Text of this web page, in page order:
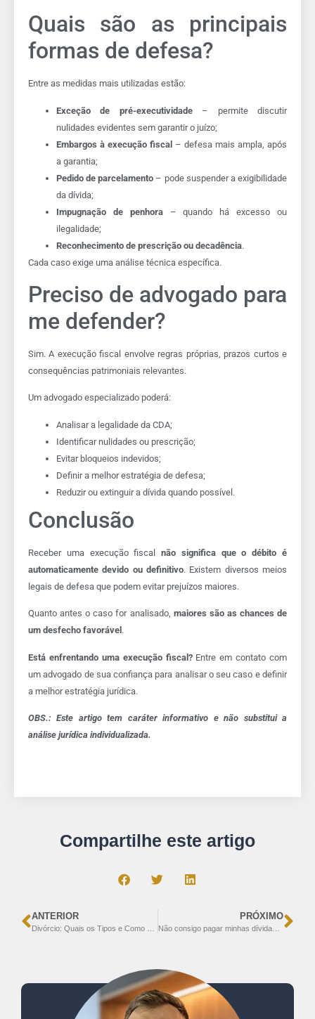
Quais são as principais
formas de defesa?
Entre as medidas mais utilizadas estão:
Exceção de pré-executividade– permite discutir
nulidades evidentes sem garantir o juízo;
Embargos à execução fiscal – defesa mais ampla, após
a garantia;
Pedido de parcelamento – pode suspender a exigibilidade
da dívida;
Impugnação de penhora– quando há excesso ou
ilegalidade;
Reconhecimento de prescrição ou decadência.
Cada caso exige uma análise técnica específica.
Preciso de advogado para
me defender?
Sim. A execução fiscal envolve regras próprias, prazos curtos e
consequências patrimoniais relevantes.
Um advogado especializado poderá:
Analisar a legalidade da CDA;
Identificar nulidades ou prescrição;
Evitar bloqueios indevidos;
Definir a melhor estratégia de defesa;
Reduzir ou extinguir a dívida quando possível.
Conclusão
Receber uma execução fiscalnão significa que o débito é
automaticamente devido ou definitivo. Existem diversos meios
legais de defesa que podem evitar prejuízos maiores.
Quanto antes o caso for analisado, maiores são as chances de
um desfecho favorável .
Está enfrentando uma execução fiscal?Entre em contato com
um advogado de sua confiança para analisar o seu caso e definir
a melhor estratégia jurídica.
OBS.:Este artigo tem caráter informativo e não substitui a
análise jurídica individualizada.
Compartilhe este artigo
ANTERIOR PRÓXIMO
Não consigo pagar minhas dívidas: isso é superendividamento?